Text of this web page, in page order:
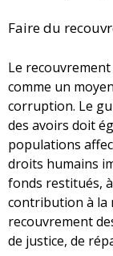
Faire du
Le
comme un
corruption. Le
des avoirs doit
populations
droits humains
fonds restitués,
contribution à la
recouvrement
de justice, de